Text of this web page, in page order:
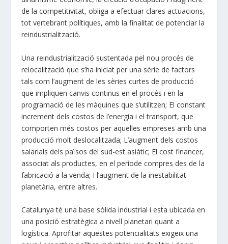
de la competitivitat, obliga a efectuar clares actuacions,
tot vertebrant polítiques, amb la finalitat de potenciar la
reindustrialització.
Una reindustrialització sustentada pel nou procés de
relocalització que s’ha iniciat per una sèrie de factors
tals com l’augment de les sèries curtes de producció
que impliquen canvis continus en el procés i en la
programació de les màquines que s’utilitzen; El constant
increment dels costos de l’energia i el transport, que
comporten més costos per aquelles empreses amb una
producció molt deslocalitzada; L’augment dels costos
salarials dels països del sud-est asiàtic; El cost financer,
associat als productes, en el període compres des de la
fabricació a la venda; I l’augment de la inestabilitat
planetària, entre altres.
Catalunya té una base sòlida industrial i esta ubicada en
una posició estratègica a nivell planetari quant a
logística. Aprofitar aquestes potencialitats exigeix una